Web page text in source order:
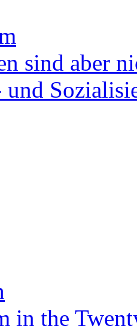
sind aber
in the